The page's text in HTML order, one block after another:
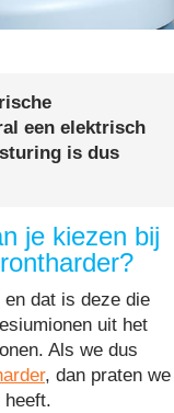
een elektrisch
is dus
je kiezen bij
dat is deze die
uit het
Als we dus
, dan praten we
heeft.